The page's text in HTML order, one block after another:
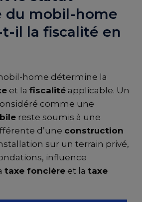
du mobil-home
il la fiscalité en
home détermine la
et la fiscalité applicable. Un
comme une
reste soumis à une
d’une construction
sur un terrain privé,
influence
taxe foncière et la taxe